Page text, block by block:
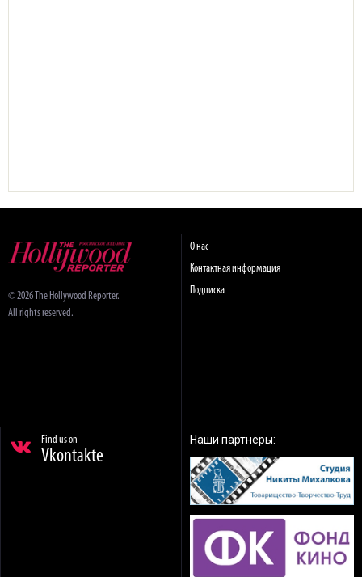
© 2026 The Hollywood Reporter.
All rights reserved.
О нас
Контактная информация
Подписка
Find us on
Vkontakte
Наши партнеры: